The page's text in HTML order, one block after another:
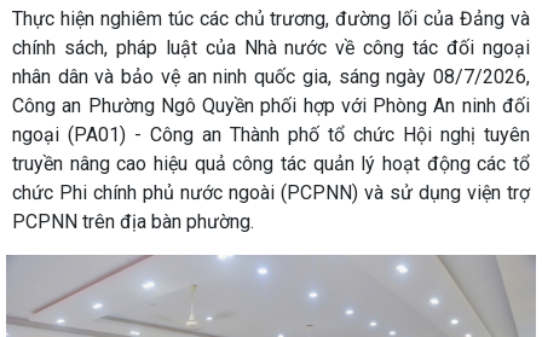
Thực hiện nghiêm túc các chủ trương, đường lối của Đảng và
chính sách, pháp luật của Nhà nước về công tác đối ngoại
nhân dân và bảo vệ an ninh quốc gia, sáng ngày 08/7/2026,
Công an Phường Ngô Quyền phối hợp với Phòng An ninh đối
ngoại (PA01) - Công an Thành phố tổ chức Hội nghị tuyên
truyền nâng cao hiệu quả công tác quản lý hoạt động các tổ
chức Phi chính phủ nước ngoài (PCPNN) và sử dụng viện trợ
PCPNN trên địa bàn phường.